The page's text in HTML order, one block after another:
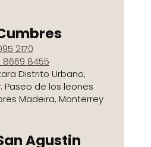
2170
8669 8455
Distrito Urbano,
Paseo de los leones
Madeira, Monterrey
Agustin